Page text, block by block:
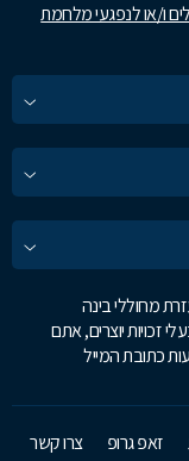
ו/או לנפגעי מלחמת
מחוללי בינה
זכויות יוצרים, אתם
כתובת המייל
זאפ גרופ צרו קשר